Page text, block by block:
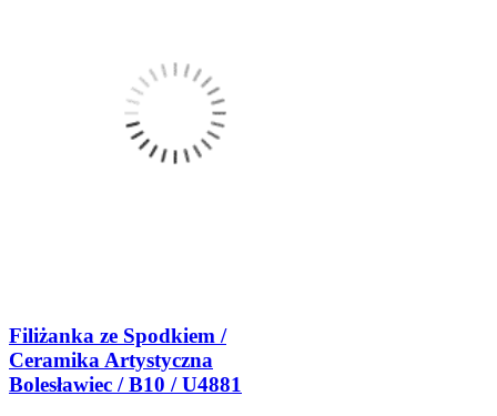
Filiżanka ze Spodkiem /
Ceramika Artystyczna
Bolesławiec / B10 / U4881